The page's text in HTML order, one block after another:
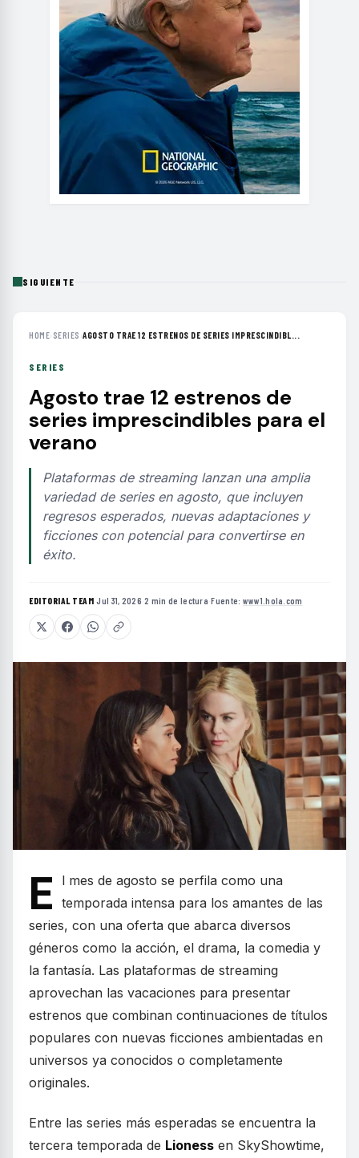
SIGUIENTE
HOME› SERIES ›AGOSTO TRAE 12 ESTRENOS DE SERIES IMPRESCINDIBL...
SERIES
Agosto trae 12 estrenos de
series imprescindibles para el
verano
Plataformas de streaming lanzan una amplia
variedad de series en agosto, que incluyen
regresos esperados, nuevas adaptaciones y
ficciones con potencial para convertirse en
éxito.
EDITORIAL TEAM·Jul 31, 2026·2 min de lectura·Fuente: www1.hola.com
E
l mes de agosto se perfila como una
temporada intensa para los amantes de las
series, con una oferta que abarca diversos
géneros como la acción, el drama, la comedia y
la fantasía. Las plataformas de streaming
aprovechan las vacaciones para presentar
estrenos que combinan continuaciones de títulos
populares con nuevas ficciones ambientadas en
universos ya conocidos o completamente
originales.
Entre las series más esperadas se encuentra la
tercera temporada de Lioness en SkyShowtime,